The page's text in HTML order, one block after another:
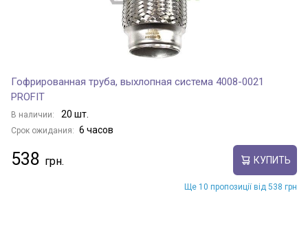
Гофрированная труба, выхлопная система 4008-0021
PROFIT
В наличии: 20 шт.
Срок ожидания: 6 часов
538 КУПИТЬ
Ще 10 пропозиції від 538 грн